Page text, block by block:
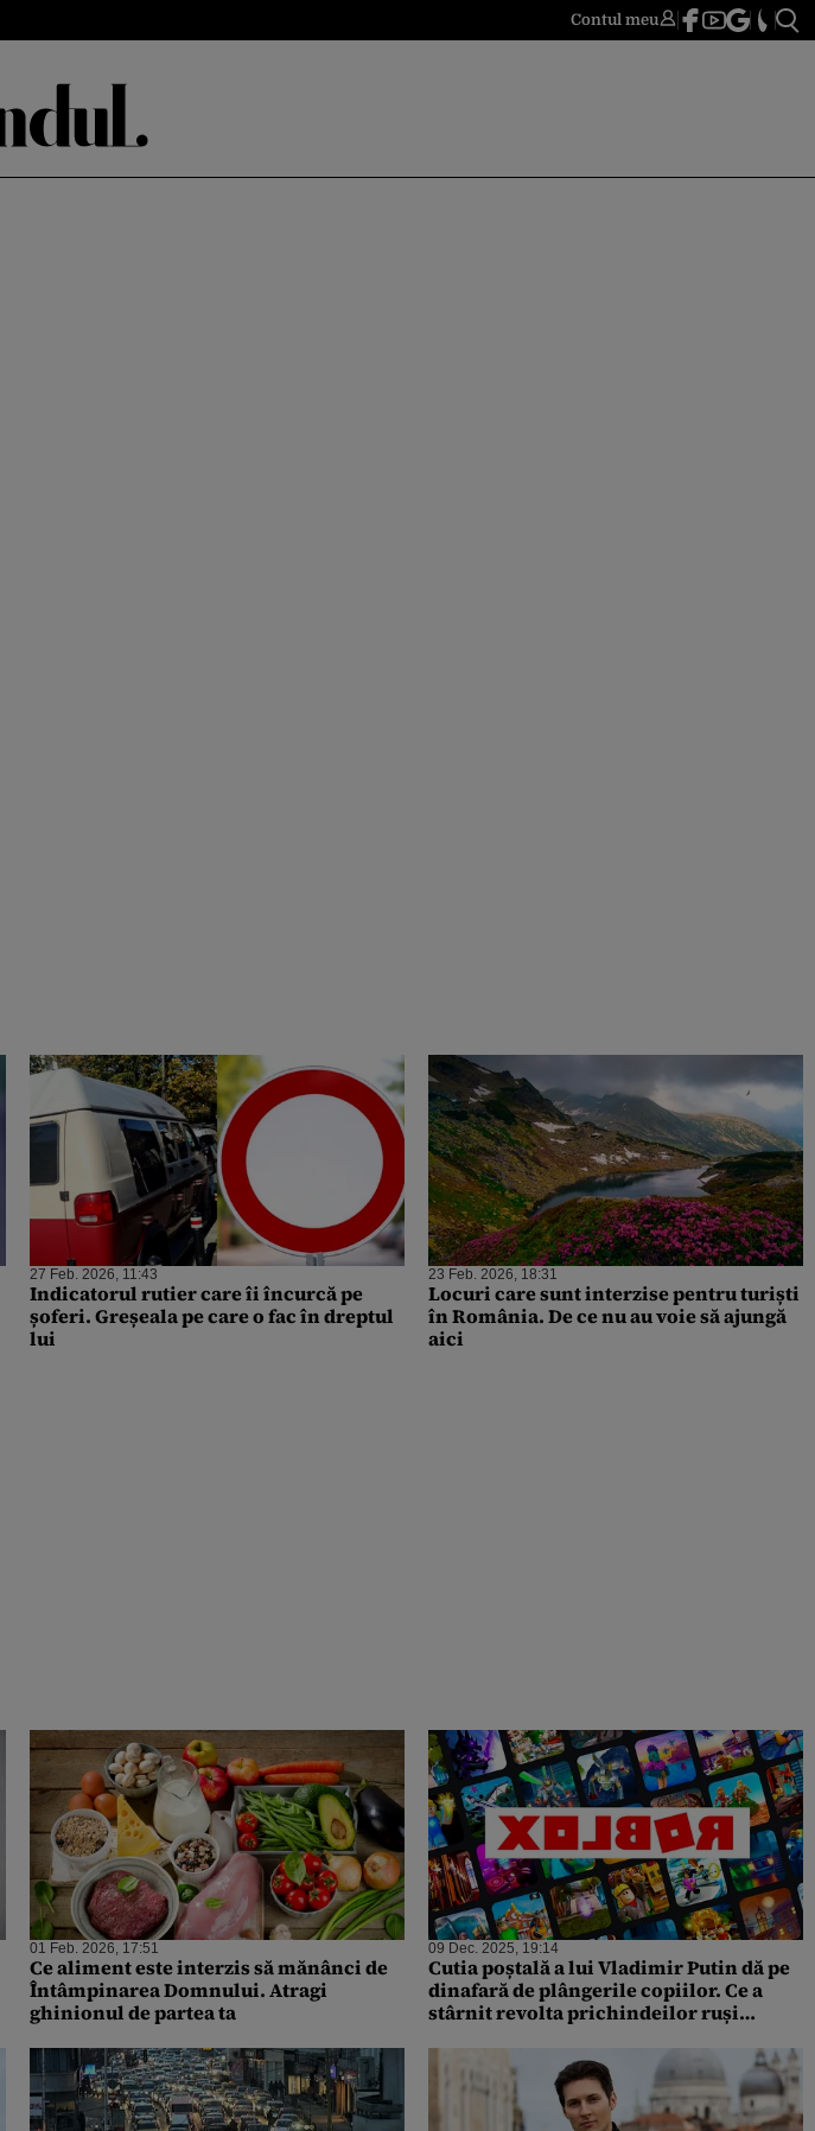
Contul meu
27 Feb. 2026, 11:43
Indicatorul rutier care îi încurcă pe
șoferi. Greșeala pe care o fac în dreptul
lui
23 Feb. 2026, 18:31
Locuri care sunt interzise pentru turiști
în România. De ce nu au voie să ajungă
aici
01 Feb. 2026, 17:51
Ce aliment este interzis să mănânci de
Întâmpinarea Domnului. Atragi
ghinionul de partea ta
09 Dec. 2025, 19:14
Cutia poștală a lui Vladimir Putin dă pe
dinafară de plângerile copiilor. Ce a
stârnit revolta prichindeilor ruși